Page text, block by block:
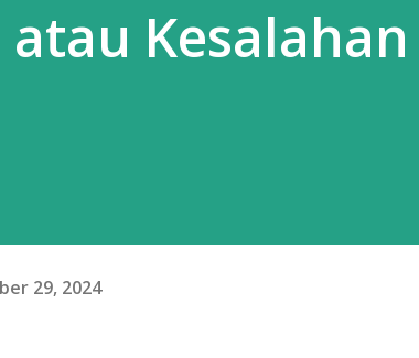
Kesalahan
29, 2024